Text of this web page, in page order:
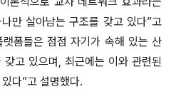
만 살아남는 구조를 갖고 있다”고
폼들은 점점 자기가 속해 있는 산
고 있으며, 최근에는 이와 관련된
다”고 설명했다.